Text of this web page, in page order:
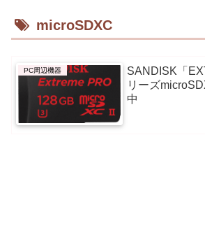
microSDXC
PC周辺機器
SANDISK「
リーズ
中